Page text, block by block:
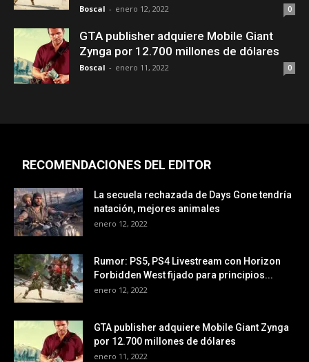
Boscal - enero 12, 2022 0
GTA publisher adquiere Mobile Giant
Zynga por 12.700 millones de dólares
Boscal - enero 11, 2022 0
RECOMENDACIONES DEL EDITOR
La secuela rechazada de Days Gone tendría
natación, mejores animales
enero 12, 2022
Rumor: PS5, PS4 Livestream con Horizon
Forbidden West fijado para principios...
enero 12, 2022
GTA publisher adquiere Mobile Giant Zynga
por 12.700 millones de dólares
enero 11, 2022